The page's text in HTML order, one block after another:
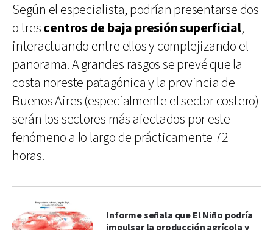
Según el especialista, podrían presentarse dos
o trescentros de baja presión superficial,
interactuando entre ellos y complejizando el
panorama. A grandes rasgos se prevé que la
costa noreste patagónica y la provincia de
Buenos Aires (especialmente el sector costero)
serán los sectores más afectados por este
fenómeno a lo largo de prácticamente 72
horas.
Informe señala que El Niño podría